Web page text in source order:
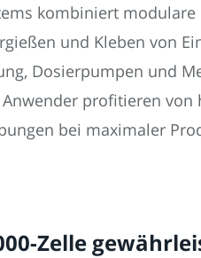
kombiniert
und Kleben von
Dosierpumpen und
profitieren
bei maximaler
Zelle